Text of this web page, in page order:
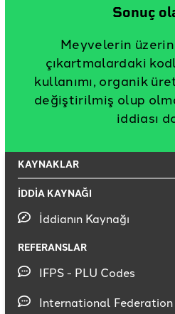
Sonuç
Meyvelerin
çıkartmalardaki
kullanımı, organik
değiştirilmiş olup
iddiası
KAYNAKLAR
İDDİA KAYNAĞI
İddianın Kaynağı
REFERANSLAR
IFPS - PLU Codes
International